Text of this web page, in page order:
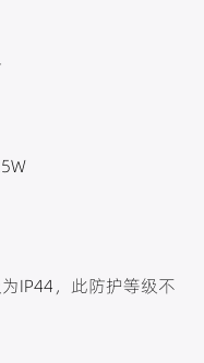
IP44，此防护等级不